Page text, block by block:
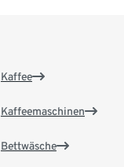
Kaffee
Kaffeemaschinen
Bettwäsche